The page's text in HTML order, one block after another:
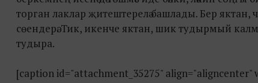
торган лаклар җитештерелә башлады. Бер
сөендерә. Тик, икенче яктан, шик тудырмый
тудыра.
[caption id="attachment_35275" align="aligncenter"